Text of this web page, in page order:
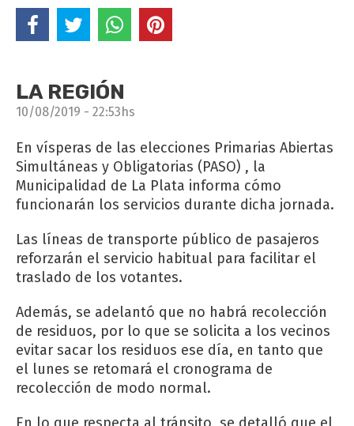
LA REGIÓN
10/08/2019 - 22:53hs
En vísperas de las elecciones Primarias Abiertas
Simultáneas y Obligatorias (PASO) , la
Municipalidad de La Plata informa cómo
funcionarán los servicios durante dicha jornada.
Las líneas de transporte público de pasajeros
reforzarán el servicio habitual para facilitar el
traslado de los votantes.
Además, se adelantó que no habrá recolección
de residuos, por lo que se solicita a los vecinos
evitar sacar los residuos ese día, en tanto que
el lunes se retomará el cronograma de
recolección de modo normal.